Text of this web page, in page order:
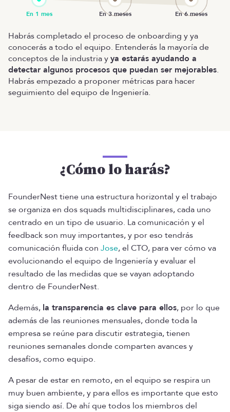
Habrás completado el proceso de onboarding y ya
conocerás a todo el equipo. Entenderás la mayoría de
conceptos de la industria yya estarás ayudando a
detectar algunos procesos que puedan ser mejorables.
Habrás empezado a proponer métricas para hacer
seguimiento del equipo de Ingeniería.
¿Cómo lo harás?
FounderNest tiene una estructura horizontal y el trabajo
se organiza en dos squads multidisciplinares, cada uno
centrado en un tipo de usuario. La comunicación y el
feedback son muy importantes, y por eso tendrás
comunicación fluida con Jose, el CTO, para ver cómo va
evolucionando el equipo de Ingeniería y evaluar el
resultado de las medidas que se vayan adoptando
dentro de FounderNest.
Además, la transparencia es clave para ellos, por lo que
además de las reuniones mensuales, donde toda la
empresa se reúne para discutir estrategia, tienen
reuniones semanales donde comparten avances y
desafíos, como equipo.
A pesar de estar en remoto, en el equipo se respira un
muy buen ambiente, y para ellos es importante que esto
siga siendo así. De ahí que todos los miembros del